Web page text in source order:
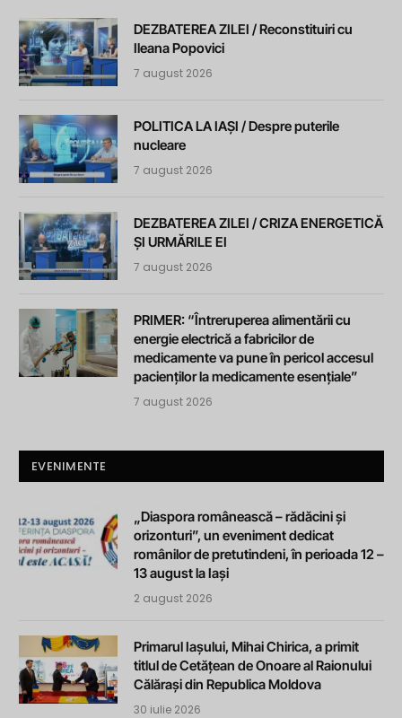
DEZBATEREA ZILEI / Reconstituiri cu
Ileana Popovici
7 august 2026
POLITICA LA IAȘI / Despre puterile
nucleare
7 august 2026
DEZBATEREA ZILEI / CRIZA ENERGETICĂ
ȘI URMĂRILE EI
7 august 2026
PRIMER: “Întreruperea alimentării cu
energie electrică a fabricilor de
medicamente va pune în pericol accesul
pacienților la medicamente esențiale”
7 august 2026
EVENIMENTE
„Diaspora românească – rădăcini și
orizonturi”, un eveniment dedicat
românilor de pretutindeni, în perioada 12 –
13 august la Iași
2 august 2026
Primarul Iașului, Mihai Chirica, a primit
titlul de Cetățean de Onoare al Raionului
Călărași din Republica Moldova
30 iulie 2026